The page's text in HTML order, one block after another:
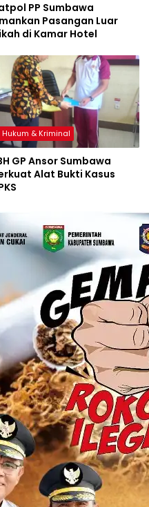
PP Sumbawa
Pasangan Luar
di Kamar Hotel
Hukum & Kriminal
GP Ansor Sumbawa
Alat Bukti Kasus